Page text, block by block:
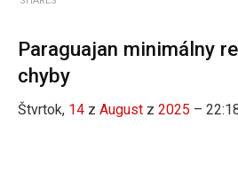
Paraguajan minimálny
chyby
Štvrtok, 14 z August z 2025 –